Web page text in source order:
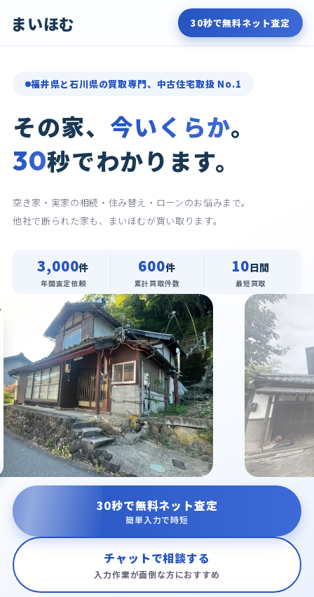
まいほむ 30秒で無料ネット査定
福井県と石川県の買取専門、中古住宅取扱 No.1
その家、 今いくらか。
30秒でわかります。
空き家・実家の相続・住み替え・ローンのお悩みまで。
他社で断られた家も、まいほむが買い取ります。
3,000件
年間査定依頼
600件
累計買取件数
10日間
最短買取
30秒で無料ネット査定
簡単入力で時短
チャットで相談する
入力作業が面倒な方におすすめ